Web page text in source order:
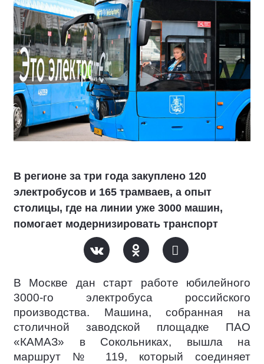
В регионе за три года закуплено 120
электробусов и 165 трамваев, а опыт
столицы, где на линии уже 3000 машин,
помогает модернизировать транспорт
В Москве дан старт работе юбилейного
3000-го электробуса российского
производства. Машина, собранная на
столичной заводской площадке ПАО
«КАМАЗ» в Сокольниках, вышла на
маршрут № 119, который соединяет